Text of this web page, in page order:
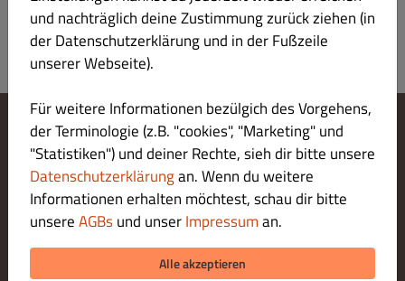
Cookie-Einstellungen ändern
Kontaktiere uns
Datenschutzerklärung
Allgemeine Geschäftsbedingungen
Impressum
ZAHLUNGSARTEN BEI ABHOLUNG
und nachträglich deine Zustimmung zurück ziehen (in
der Datenschutzerklärung und in der Fußzeile
unserer Webseite).
Für weitere Informationen bezülgich des Vorgehens,
der Terminologie (z.B. "cookies", "Marketing" und
"Statistiken") und deiner Rechte, sieh dir bitte unsere
Datenschutzerklärungan. Wenn du weitere
Informationen erhalten möchtest, schau dir bitte
unsereAGBsund unserImpressuman.
Alle akzeptieren